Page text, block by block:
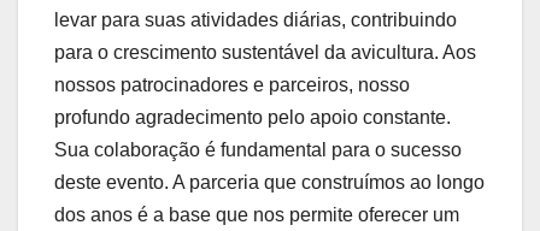
levar para suas atividades diárias, contribuindo
para o crescimento sustentável da avicultura. Aos
nossos patrocinadores e parceiros, nosso
profundo agradecimento pelo apoio constante.
Sua colaboração é fundamental para o sucesso
deste evento. A parceria que construímos ao longo
dos anos é a base que nos permite oferecer um